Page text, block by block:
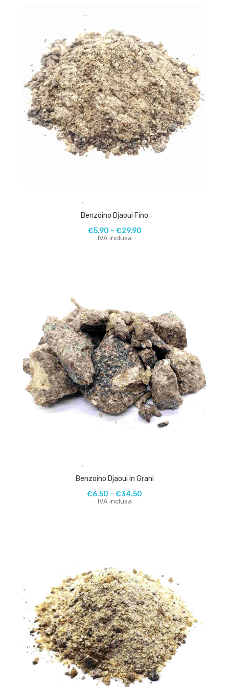
,
Benzoino Djaoui Fino
€5.90 – €29.90
IVA inclusa
,
Benzoino Djaoui In Grani
€6.50 – €34.50
IVA inclusa